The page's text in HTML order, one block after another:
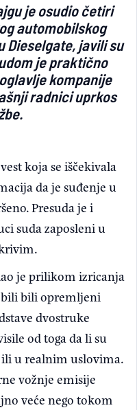
je osudio četiri
automobilskog
Dieselgate, javili su
je praktično
kompanije
radnici uprkos
koja se iščekivala
da je suđenje u
Presuda je i
suda zaposleni u
je prilikom izricanja
bili opremljeni
dvostruke
od toga da li su
u realnim uslovima.
vožnje emisije
veće nego tokom